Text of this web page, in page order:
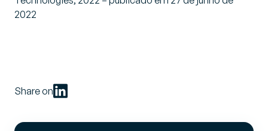
2022
Share on